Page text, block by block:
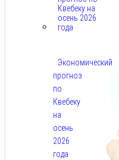
Экономический
прогноз
по
Квебеку
на
осень
2026
года